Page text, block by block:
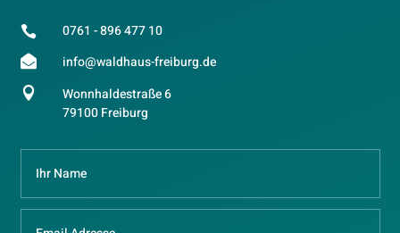
 0761 - 896 477 10
 info@waldhaus-freiburg.de

Wonnhaldestraße 6
79100 Freiburg